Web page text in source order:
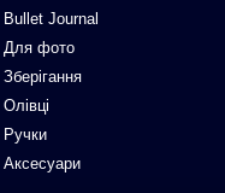
Bullet Journal
Для фото
Зберігання
Олівці
Ручки
Аксесуари